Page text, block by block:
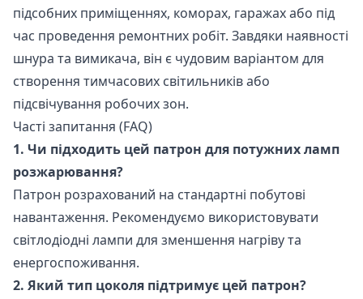
підсобних приміщеннях, коморах, гаражах або під
час проведення ремонтних робіт. Завдяки наявності
шнура та вимикача, він є чудовим варіантом для
створення тимчасових світильників або
підсвічування робочих зон.
Часті запитання (FAQ)
1. Чи підходить цей патрон для потужних ламп
розжарювання?
Патрон розрахований на стандартні побутові
навантаження. Рекомендуємо використовувати
світлодіодні лампи для зменшення нагріву та
енергоспоживання.
2. Який тип цоколя підтримує цей патрон?